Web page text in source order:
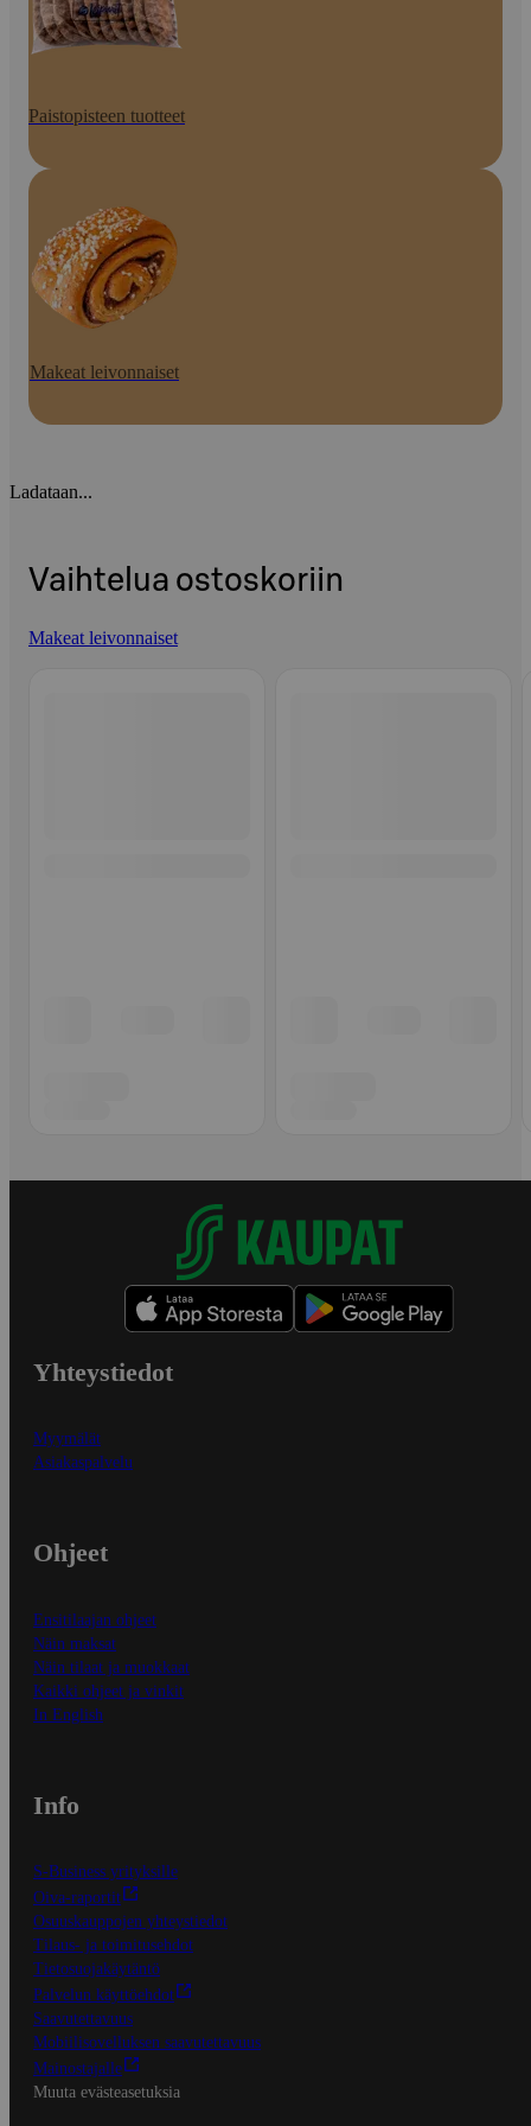
Paistopisteen tuotteet
Makeat leivonnaiset
Ladataan...
Vaihtelua ostoskoriin
Makeat leivonnaiset
Yhteystiedot
Myymälät
Asiakaspalvelu
Ohjeet
Ensitilaajan ohjeet
Näin maksat
Näin tilaat ja muokkaat
Kaikki ohjeet ja vinkit
In English
Info
S-Business yrityksille
Oiva-raportit
Osuuskauppojen yhteystiedot
Tilaus- ja toimitusehdot
Tietosuojakäytäntö
Palvelun käyttöehdot
Saavutettavuus
Mobiilisovelluksen saavutettavuus
Mainostajalle
Muuta evästeasetuksia